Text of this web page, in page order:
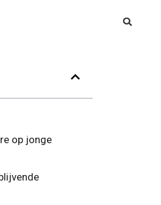
op jonge